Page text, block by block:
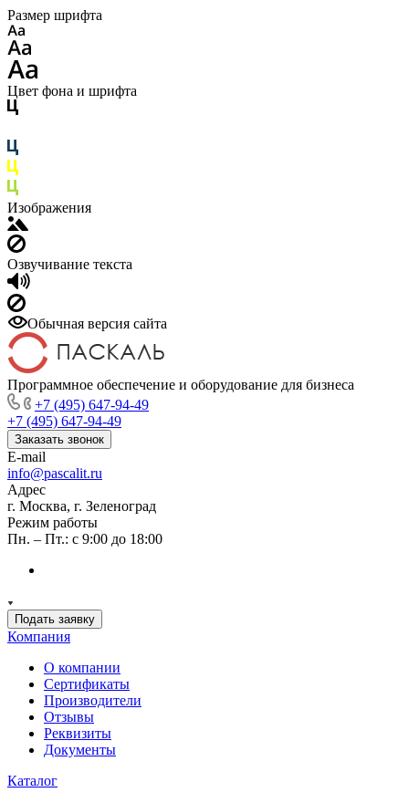
Размер шрифта
Цвет фона и шрифта
Изображения
Озвучивание текста
Обычная версия сайта
Программное обеспечение и оборудование для бизнеса
+7 (495) 647-94-49
+7 (495) 647-94-49
Заказать звонок
E-mail
info@pascalit.ru
Адрес
г. Москва, г. Зеленоград
Режим работы
Пн. – Пт.: с 9:00 до 18:00
Подать заявку
Компания
О компании
Сертификаты
Производители
Отзывы
Реквизиты
Документы
Каталог